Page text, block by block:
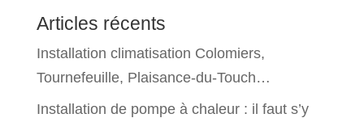
Articles récents
Installation climatisation Colomiers,
Tournefeuille, Plaisance-du-Touch…
Installation de pompe à chaleur : il faut s’y